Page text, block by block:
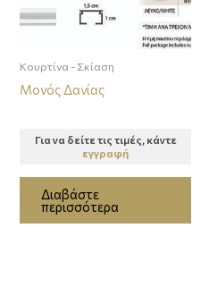
Κουρτίνα - Σκίαση
Μονός Δανίας
Για να δείτε τις τιμές, κάντε
εγγραφή
Διαβάστε
περισσότερα